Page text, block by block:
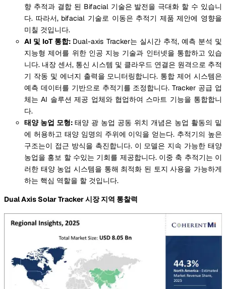
향 추적과 결합 된 Bifacial 기술은 발전을 극대화 할 수 있습니
다. 따라서, bifacial 기술로 이동은 추적기 제품 제안에 영향을
미칠 것입니다.
AI 및 IoT 통합: Dual-axis Tracker는 실시간 추적, 예측 분석 및
지능형 제어를 위한 인공 지능 기술과 인터넷을 통합하고 있습
니다. 내장 센서, 통신 시스템 및 클라우드 연결은 원격으로 추적
기 작동 및 에너지 출력을 모니터링합니다. 통합 제어 시스템은
예측 데이터를 기반으로 추적기를 조정합니다. Tracker 공급 업
체는 AI 솔루션 제공 업체와 협업하여 스마트 기능을 통합합니
다.
태양 농업 모형: 태양 광 농업 공동 위치 개념은 농업 활동의 밑
에 허용하고 태양 임명의 주위에 이익을 얻는다. 추적기의 높은
구조는이 접근 방식을 촉진합니다. 이 모델은 지속 가능한 태양
농업을 홍보 할 수있는 기회를 제공합니다. 이중 축 추적기는 이
러한 태양 농업 시스템을 통해 최적화 된 토지 사용을 가능하게
하는 핵심 역할을 할 것입니다.
Dual Axis Solar Tracker 시장 지역 통찰력